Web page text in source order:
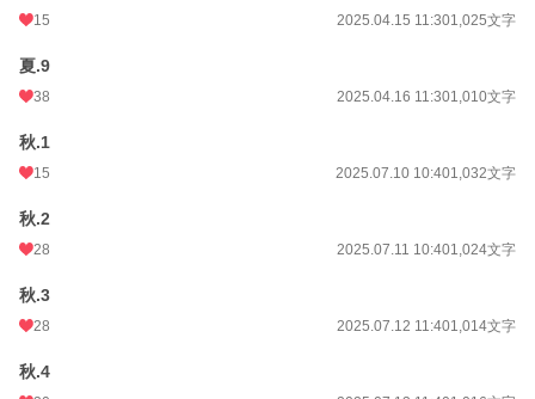
15 2025.04.15 11:301,025文字
夏.9
38 2025.04.16 11:301,010文字
秋.1
15 2025.07.10 10:401,032文字
秋.2
28 2025.07.11 10:401,024文字
秋.3
28 2025.07.12 11:401,014文字
秋.4